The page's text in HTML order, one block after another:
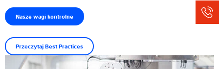
Nasze wagi kontrolne
Przeczytaj Best Practices